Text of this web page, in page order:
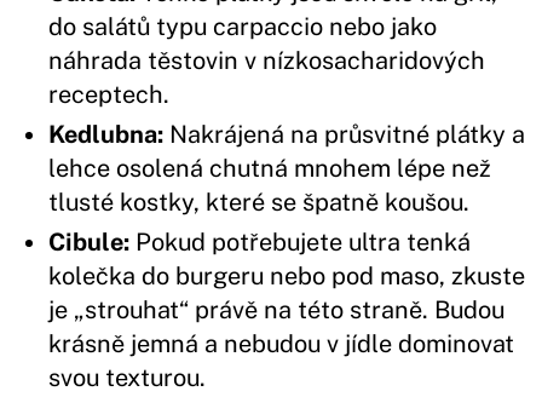
do salátů typu carpaccio nebo jako
náhrada těstovin v nízkosacharidových
receptech.
Kedlubna: Nakrájená na průsvitné plátky a
lehce osolená chutná mnohem lépe než
tlusté kostky, které se špatně koušou.
Cibule: Pokud potřebujete ultra tenká
kolečka do burgeru nebo pod maso, zkuste
je „strouhat“ právě na této straně. Budou
krásně jemná a nebudou v jídle dominovat
svou texturou.